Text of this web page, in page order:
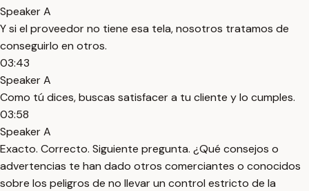
Speaker A
Y si el proveedor no tiene esa tela, nosotros tratamos de
conseguirlo en otros.
03:43
Speaker A
Como tú dices, buscas satisfacer a tu cliente y lo cumples.
03:58
Speaker A
Exacto. Correcto. Siguiente pregunta. ¿Qué consejos o
advertencias te han dado otros comerciantes o conocidos
sobre los peligros de no llevar un control estricto de la